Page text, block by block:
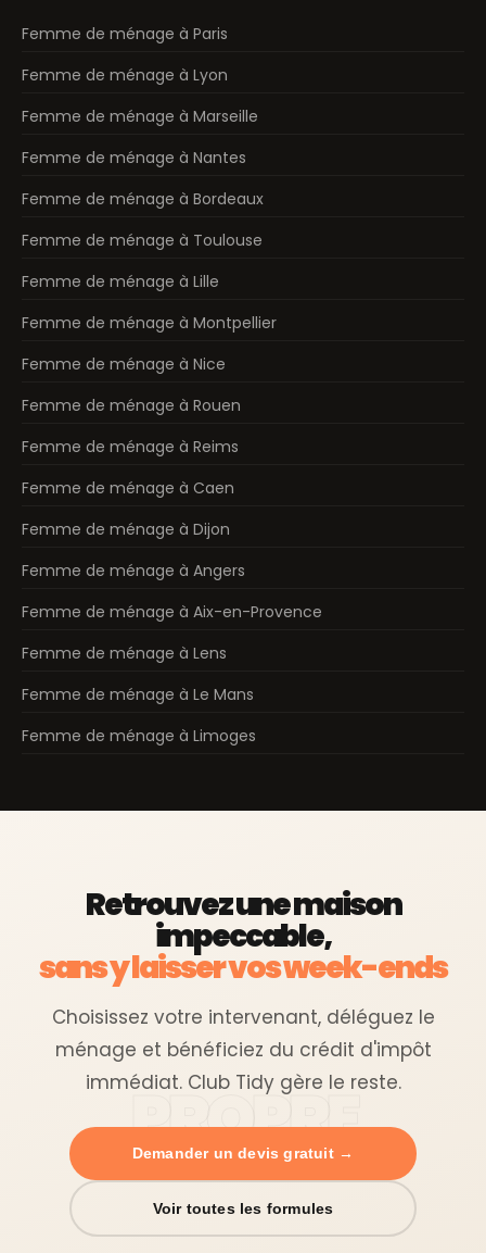
Femme de ménage à Paris
Femme de ménage à Lyon
Femme de ménage à Marseille
Femme de ménage à Nantes
Femme de ménage à Bordeaux
Femme de ménage à Toulouse
Femme de ménage à Lille
Femme de ménage à Montpellier
Femme de ménage à Nice
Femme de ménage à Rouen
Femme de ménage à Reims
Femme de ménage à Caen
Femme de ménage à Dijon
Femme de ménage à Angers
Femme de ménage à Aix-en-Provence
Femme de ménage à Lens
Femme de ménage à Le Mans
Femme de ménage à Limoges
Retrouvez une maison
impeccable,
sans y laisser vos week-ends
Choisissez votre intervenant, déléguez le
ménage et bénéficiez du crédit d'impôt
immédiat. Club Tidy gère le reste.
Demander un devis gratuit →
Voir toutes les formules